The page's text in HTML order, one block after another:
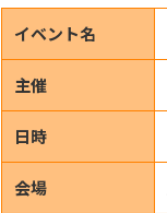
イベント名
主催
日時
会場